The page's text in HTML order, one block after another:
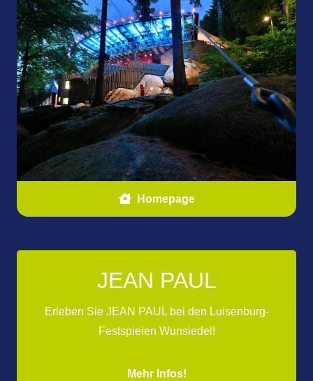
Homepage
JEAN PAUL
Erleben Sie JEAN PAUL bei den Luisenburg-
Festspielen Wunsiedel!
Mehr Infos!